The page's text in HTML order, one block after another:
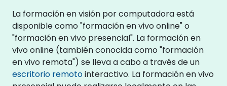
La formación en visión por computadora está
disponible como "formación en vivo online" o
"formación en vivo presencial". La formación en
vivo online (también conocida como "formación
en vivo remota") se lleva a cabo a través de un
escritorio remotointeractivo. La formación en vivo